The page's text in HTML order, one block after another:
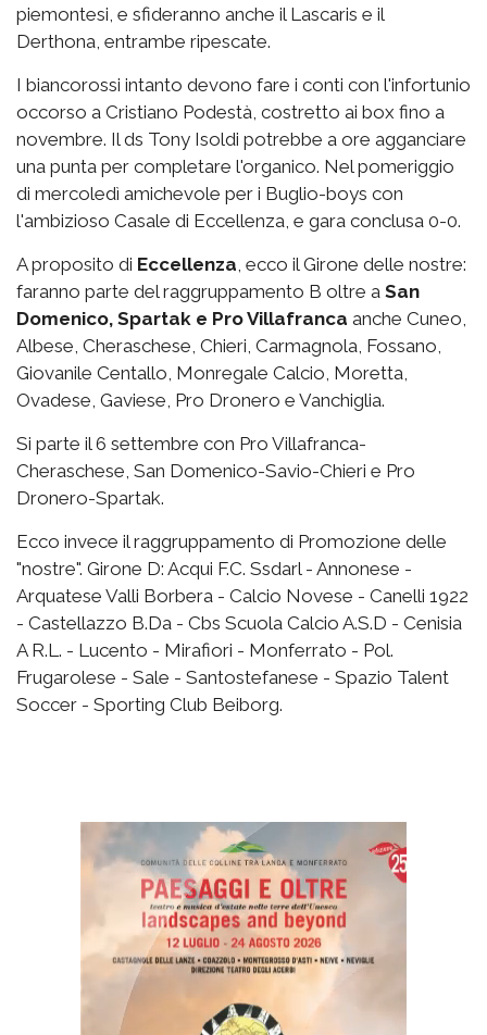
piemontesi, e sfideranno anche il Lascaris e il
Derthona, entrambe ripescate.
I biancorossi intanto devono fare i conti con l'infortunio
occorso a Cristiano Podestà, costretto ai box fino a
novembre. Il ds Tony Isoldi potrebbe a ore agganciare
una punta per completare l'organico. Nel pomeriggio
di mercoledì amichevole per i Buglio-boys con
l'ambizioso Casale di Eccellenza, e gara conclusa 0-0.
A proposito di Eccellenza, ecco il Girone delle nostre:
faranno parte del raggruppamento B oltre a San
Domenico, Spartak e Pro Villafranca anche Cuneo,
Albese, Cheraschese, Chieri, Carmagnola, Fossano,
Giovanile Centallo, Monregale Calcio, Moretta,
Ovadese, Gaviese, Pro Dronero e Vanchiglia.
Si parte il 6 settembre con Pro Villafranca-
Cheraschese, San Domenico-Savio-Chieri e Pro
Dronero-Spartak.
Ecco invece il raggruppamento di Promozione delle
"nostre". Girone D: Acqui F.C. Ssdarl - Annonese -
Arquatese Valli Borbera - Calcio Novese - Canelli 1922
- Castellazzo B.Da - Cbs Scuola Calcio A.S.D - Cenisia
A R.L. - Lucento - Mirafiori - Monferrato - Pol.
Frugarolese - Sale - Santostefanese - Spazio Talent
Soccer - Sporting Club Beiborg.